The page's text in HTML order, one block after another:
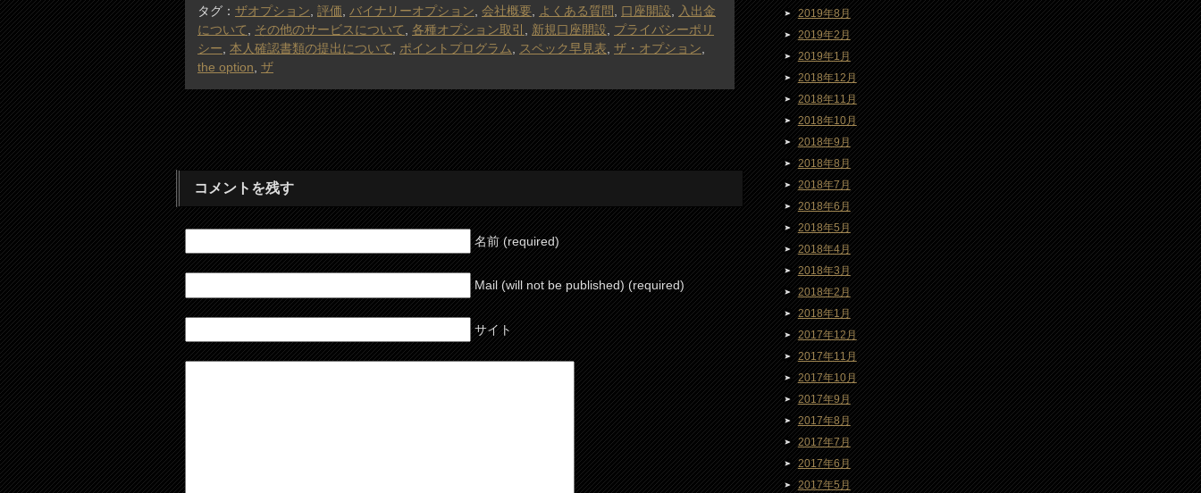
タグ： ザオプション 評価 バイナリーオプション 会社概要 よくある質問 口座開設
入出金
について
その他のサービスについて 各種オプション取引 新規口座開設
プライバシーポリ
シー 本人確認書類の提出について ポイントプログラム スペック早見表 ザ・オプション
the option ザ
コメントを残す
名前 (required)
Mail (will not be published) (required)
サイト
2019年8月
2019年2月
2019年1月
2018年12月
2018年11月
2018年10月
2018年9月
2018年8月
2018年7月
2018年6月
2018年5月
2018年4月
2018年3月
2018年2月
2018年1月
2017年12月
2017年11月
2017年10月
2017年9月
2017年8月
2017年7月
2017年6月
2017年5月